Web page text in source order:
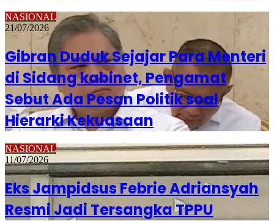
NASIONAL
21/07/2026
Gibran Duduk Sejajar Para Menteri
di Sidang kabinet, Pengamat
Sebut Ada Pesan Politik soal
Hierarki Kekuasaan
NASIONAL
11/07/2026
Eks Jampidsus Febrie Adriansyah
Resmi Jadi Tersangka TPPU